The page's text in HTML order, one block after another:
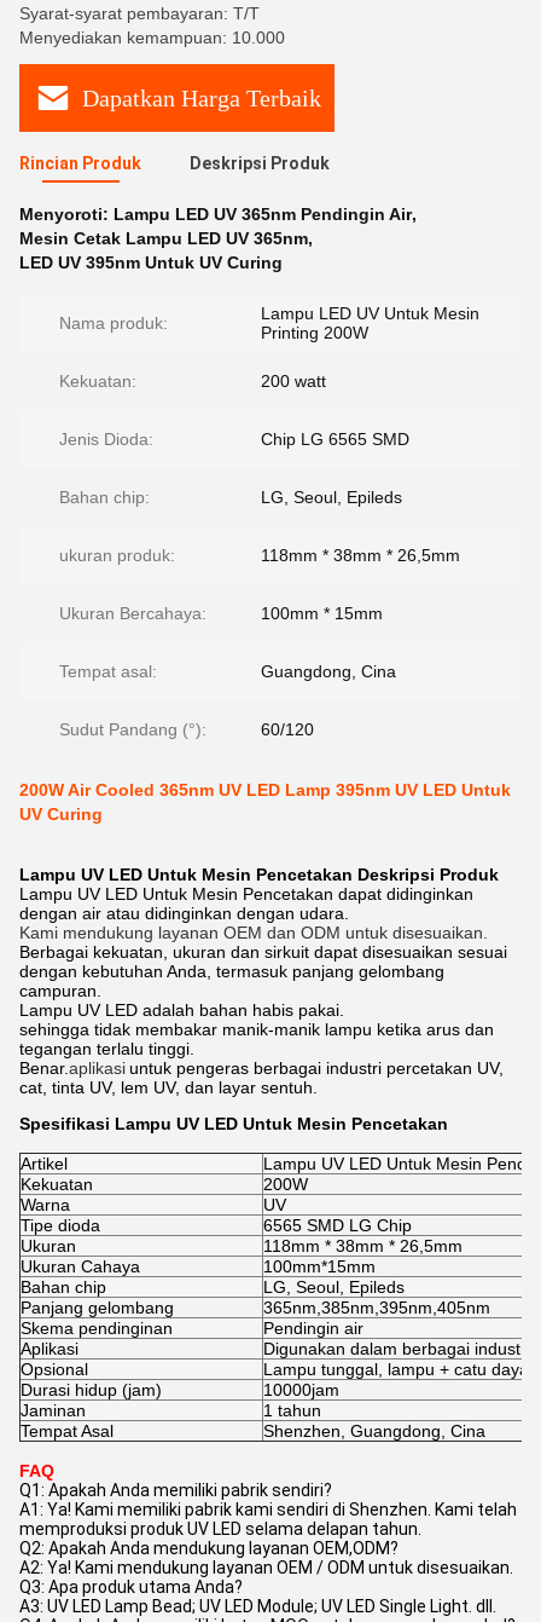
Syarat-syarat pembayaran: T/T
Menyediakan kemampuan: 10.000
Dapatkan Harga Terbaik
Rincian Produk Deskripsi Produk
Menyoroti: Lampu LED UV 365nm Pendingin Air,
Mesin Cetak Lampu LED UV 365nm,
LED UV 395nm Untuk UV Curing
Nama produk:
Lampu LED UV Untuk Mesin
Printing 200W
Kekuatan: 200 watt
Jenis Dioda: Chip LG 6565 SMD
Bahan chip: LG, Seoul, Epileds
ukuran produk: 118mm * 38mm * 26,5mm
Ukuran Bercahaya: 100mm * 15mm
Tempat asal: Guangdong, Cina
Sudut Pandang (°): 60/120
200W Air Cooled 365nm UV LED Lamp 395nm UV LED Untuk
UV Curing
Lampu UV LED Untuk Mesin Pencetakan Deskripsi Produk
Lampu UV LED Untuk Mesin Pencetakan dapat didinginkan
dengan air atau didinginkan dengan udara.
Kami mendukung layanan OEM dan ODM untuk disesuaikan.
Berbagai kekuatan, ukuran dan sirkuit dapat disesuaikan sesuai
dengan kebutuhan Anda, termasuk panjang gelombang
campuran.
Lampu UV LED adalah bahan habis pakai.
sehingga tidak membakar manik-manik lampu ketika arus dan
tegangan terlalu tinggi.
Benar.aplikasi untuk pengeras berbagai industri percetakan UV,
cat, tinta UV, lem UV, dan layar sentuh.
Spesifikasi Lampu UV LED Untuk Mesin Pencetakan
Artikel
Lampu UV LED Untuk Mesin
Kekuatan
200W
Warna
UV
Tipe dioda
6565 SMD LG Chip
Ukuran
118mm * 38mm * 26,5mm
Ukuran Cahaya
100mm*15mm
Bahan chip
LG, Seoul, Epileds
Panjang gelombang
365nm,385nm,395nm,405nm
Skema pendinginan
Pendingin air
Aplikasi
Digunakan dalam berbagai industri
Opsional
Lampu tunggal, lampu + catu
Durasi hidup (jam)
10000jam
Jaminan
1 tahun
Tempat Asal
Shenzhen, Guangdong, Cina
FAQ
Q1: Apakah Anda memiliki pabrik sendiri?
A1: Ya! Kami memiliki pabrik kami sendiri di Shenzhen. Kami telah
memproduksi produk UV LED selama delapan tahun.
Q2: Apakah Anda mendukung layanan OEM,ODM?
A2: Ya! Kami mendukung layanan OEM / ODM untuk disesuaikan.
Q3: Apa produk utama Anda?
A3: UV LED Lamp Bead; UV LED Module; UV LED Single Light. dll.